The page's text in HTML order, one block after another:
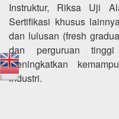
Instruktur, Riksa Uji
Sertifikasi khusus
dan lulusan (fresh
dan perguruan
meningkatkan
industri.